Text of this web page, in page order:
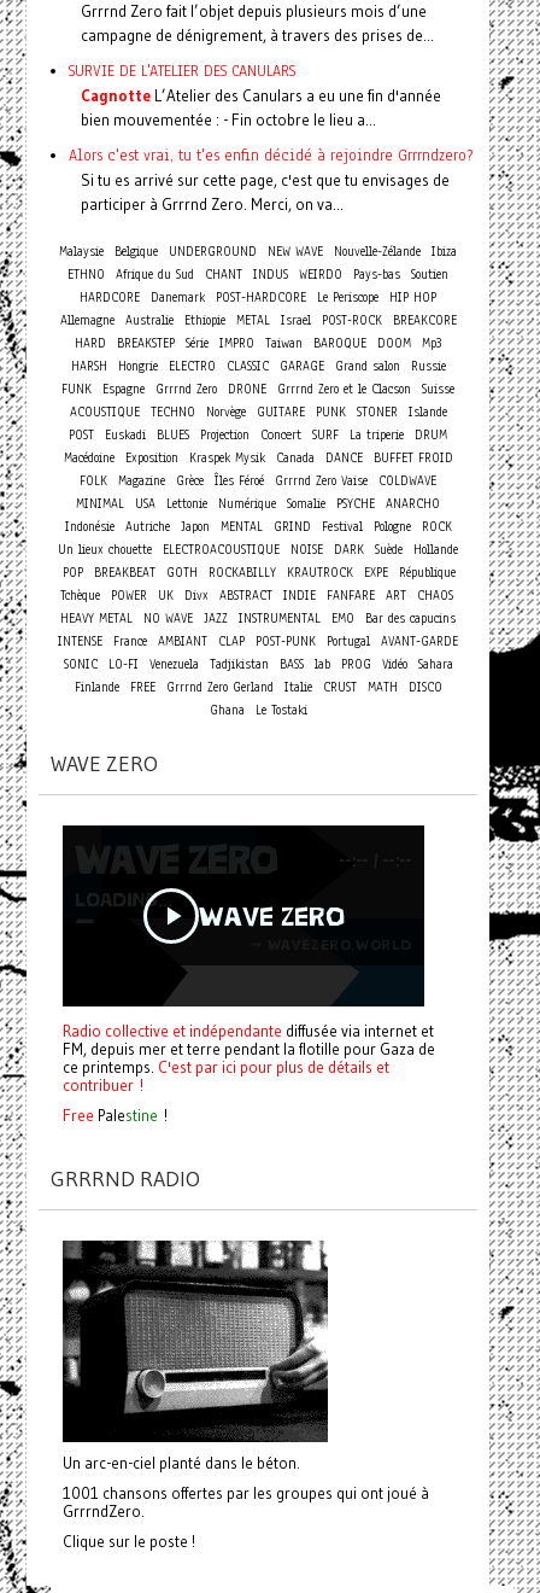
Grrrnd Zero fait l’objet depuis plusieurs mois d’une
campagne de dénigrement, à travers des prises de...
SURVIE DE L'ATELIER DES CANULARS
CagnotteL’Atelier des Canulars a eu une fin d'année
bien mouvementée : - Fin octobre le lieu a...
Alors c'est vrai, tu t'es enfin décidé à rejoindre Grrrndzero?
Si tu es arrivé sur cette page, c'est que tu envisages de
participer à Grrrnd Zero. Merci, on va...
Malaysie Belgique UNDERGROUND NEW WAVE Nouvelle-Zélande Ibiza
ETHNO
Afrique du Sud CHANT INDUS WEIRDO Pays-bas Soutien
HARDCORE
Danemark POST-HARDCORE Le Periscope
HIP HOP
Allemagne
Australie Ethiopie METAL Israel POST-ROCK
BREAKCORE
HARD
BREAKSTEP Série IMPRO Taiwan BAROQUE DOOM Mp3
HARSH
Hongrie ELECTRO CLASSIC GARAGE Grand salon
Russie
FUNK
Espagne Grrrnd Zero DRONE Grrrnd Zero et le Clacson
Suisse
ACOUSTIQUE
TECHNO Norvège GUITARE PUNK STONER
Islande
POST
Euskadi BLUES Projection Concert SURF La triperie
DRUM
Macédoine
Exposition Kraspek Mysik Canada DANCE
BUFFET FROID
FOLK Magazine Grèce Îles Féroé Grrrnd Zero Vaise
COLDWAVE
MINIMAL
USA Lettonie Numérique Somalie PSYCHE ANARCHO
Indonésie
Autriche Japon MENTAL GRIND Festival Pologne
ROCK
Un lieux chouette
ELECTROACOUSTIQUE NOISE DARK Suède
Hollande
POP
BREAKBEAT GOTH ROCKABILLY KRAUTROCK EXPE
République
Tchèque
POWER UK Divx ABSTRACT INDIE FANFARE ART
CHAOS
HEAVY METAL
NO WAVE JAZZ INSTRUMENTAL EMO
Bar des capucins
INTENSE
France AMBIANT CLAP POST-PUNK Portugal AVANT-GARDE
SONIC
LO-FI Venezuela Tadjikistan BASS lab PROG Vidéo
Sahara
Finlande
FREE Grrrnd Zero Gerland Italie CRUST MATH
DISCO
Ghana
Le Tostaki
WAVE ZERO
Radio collective et indépendante diffusée via internet et
FM, depuis mer et terre pendant la flotille pour Gaza de
ce printemps. C'est par ici pour plus de détails et
contribuer !
Free Palestine !
GRRRND RADIO
Un arc-en-ciel planté dans le béton.
1001 chansons offertes par les groupes qui ont joué à
GrrrndZero.
Clique sur le poste !